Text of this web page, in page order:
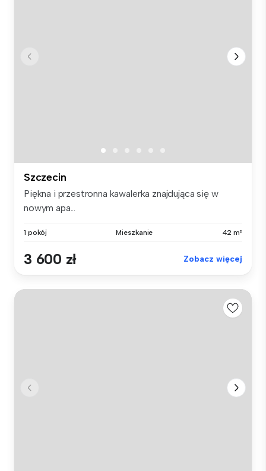
Szczecin
Piękna i przestronna kawalerka znajdująca się w
nowym apa...
1 pokój Mieszkanie 42 m²
3 600 zł Zobacz więcej